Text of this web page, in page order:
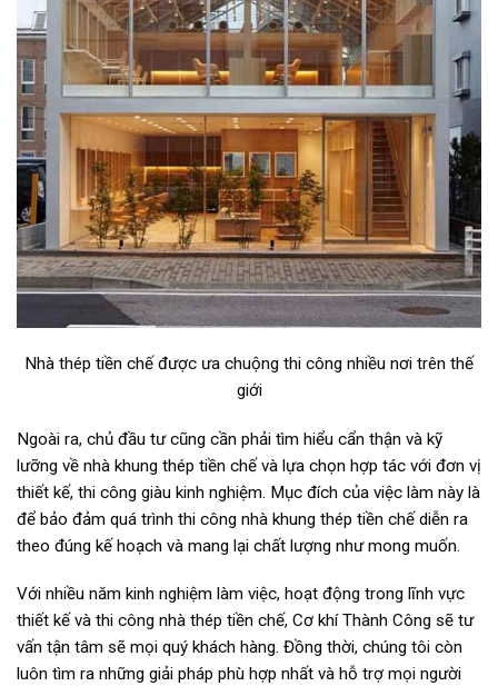
Nhà thép tiền chế được ưa chuộng thi công nhiều nơi trên thế
giới
Ngoài ra, chủ đầu tư cũng cần phải tìm hiểu cẩn thận và kỹ
lưỡng về nhà khung thép tiền chế và lựa chọn hợp tác với đơn vị
thiết kế, thi công giàu kinh nghiệm. Mục đích của việc làm này là
để bảo đảm quá trình thi công nhà khung thép tiền chế diễn ra
theo đúng kế hoạch và mang lại chất lượng như mong muốn.
Với nhiều năm kinh nghiệm làm việc, hoạt động trong lĩnh vực
thiết kế và thi công nhà thép tiền chế, Cơ khí Thành Công sẽ tư
vấn tận tâm sẽ mọi quý khách hàng. Đồng thời, chúng tôi còn
luôn tìm ra những giải pháp phù hợp nhất và hỗ trợ mọi người